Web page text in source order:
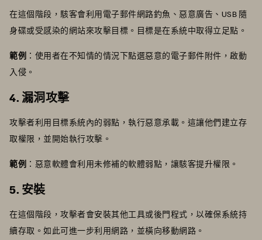
在這個階段，駭客會利用電子郵件網路釣魚、惡意廣告、USB 隨
身碟或受感染的網站來攻擊目標。目標是在系統中取得立足點。
範例 ：使用者在不知情的情況下點選惡意的電子郵件附件，啟動
入侵。
4. 漏洞攻擊
攻擊者利用目標系統內的弱點，執行惡意承載。這讓他們建立存
取權限，並開始執行攻擊。
範例 ：惡意軟體會利用未修補的軟體弱點，讓駭客提升權限。
5. 安裝
在這個階段，攻擊者會安裝其他工具或後門程式，以確保系統持
續存取。如此可進一步利用網路，並橫向移動網路。